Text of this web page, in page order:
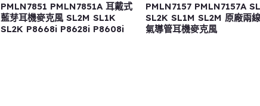
PMLN7851 PMLN7851A 耳戴式
藍芽耳機麥克風 SL2M SL1K
SL2K P8668i P8628i P8608i
PMLN7157 PMLN7157A
SL2K SL1M SL2M 原廠兩
氣導管耳機麥克風